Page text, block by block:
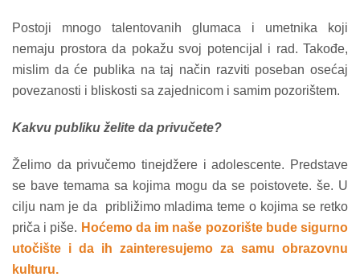
Postoji mnogo talentovanih glumaca i umetnika koji
nemaju prostora da pokažu svoj potencijal i rad. Takođe,
mislim da će publika na taj način razviti poseban osećaj
povezanosti i bliskosti sa zajednicom i samim pozorištem.
Kakvu publiku želite da privučete?
Želimo da privučemo tinejdžere i adolescente. Predstave
se bave temama sa kojima mogu da se poistovete. še. U
cilju nam je da približimo mladima teme o kojima se retko
priča i piše. Hoćemo da im naše pozorište bude sigurno
utočište i da ih zainteresujemo za samu obrazovnu
kulturu.